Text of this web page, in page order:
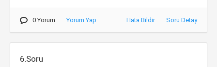
0 Yorum Yorum Yap Hata Bildir Soru Detay
6.Soru